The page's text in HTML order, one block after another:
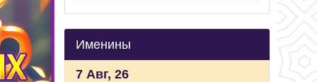
Именины
7 Авг, 26